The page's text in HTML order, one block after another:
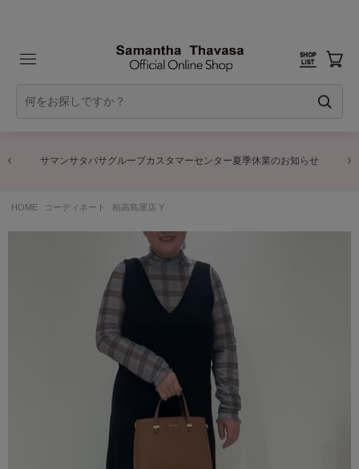
サマンサタバサグループカスタマーセンター夏季休業のお知らせ
HOME コーディネート 柏高島屋店 Y